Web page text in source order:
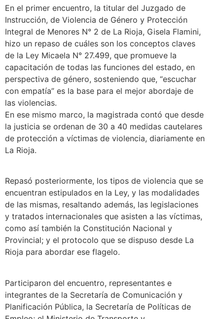
En el primer encuentro, la titular del Juzgado de
Instrucción, de Violencia de Género y Protección
Integral de Menores N° 2 de La Rioja, Gisela Flamini,
hizo un repaso de cuáles son los conceptos claves
de la Ley Micaela N° 27.499, que promueve la
capacitación de todas las funciones del estado, en
perspectiva de género, sosteniendo que, “escuchar
con empatía” es la base para el mejor abordaje de
las violencias.
En ese mismo marco, la magistrada contó que desde
la justicia se ordenan de 30 a 40 medidas cautelares
de protección a víctimas de violencia, diariamente en
La Rioja.
Repasó posteriormente, los tipos de violencia que se
encuentran estipulados en la Ley, y las modalidades
de las mismas, resaltando además, las legislaciones
y tratados internacionales que asisten a las víctimas,
como así también la Constitución Nacional y
Provincial; y el protocolo que se dispuso desde La
Rioja para abordar ese flagelo.
Participaron del encuentro, representantes e
integrantes de la Secretaría de Comunicación y
Planificación Pública, la Secretaría de Políticas de